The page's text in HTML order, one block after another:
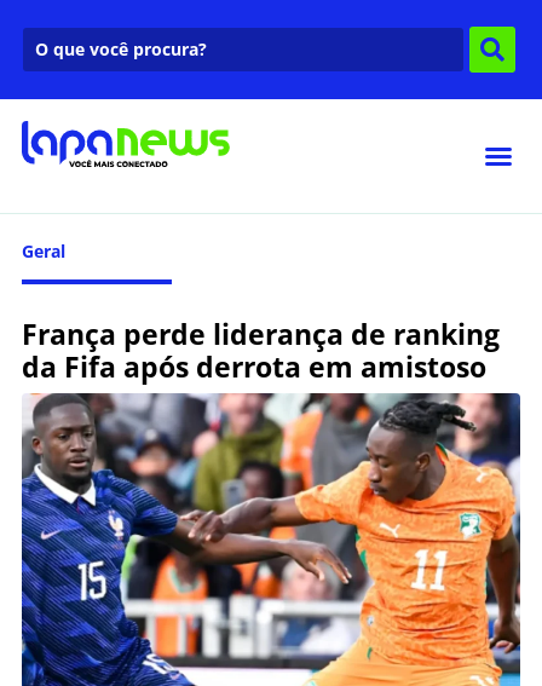
Geral
França perde liderança de ranking
da Fifa após derrota em amistoso